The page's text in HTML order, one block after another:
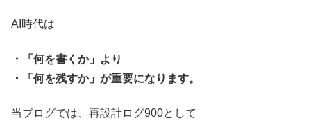
AI時代は
・「何を書くか」より
・「何を残すか」が重要になります。
当ブログでは、再設計ログ900として